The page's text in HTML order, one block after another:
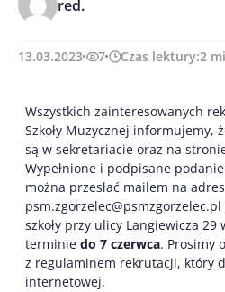
red.
13.03.2023 7 Czas lektury:2
Wszystkich zainteresowanych
Szkoły Muzycznej informujemy,
są w sekretariacie oraz na
Wypełnione i podpisane
można przesłać mailem na
szkoły przy ulicy Langiewicza
terminie do 7 czerwca. Prosimy
z regulaminem rekrutacji, który
internetowej.